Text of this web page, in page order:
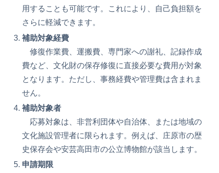
用することも可能です。これにより、自己負担額を
さらに軽減できます。
補助対象経費
修復作業費、運搬費、専門家への謝礼、記録作成
費など、文化財の保存修復に直接必要な費用が対象
となります。ただし、事務経費や管理費は含まれま
せん。
補助対象者
応募対象は、非営利団体や自治体、または地域の
文化施設管理者に限られます。例えば、庄原市の歴
史保存会や安芸高田市の公立博物館が該当します。
申請期限